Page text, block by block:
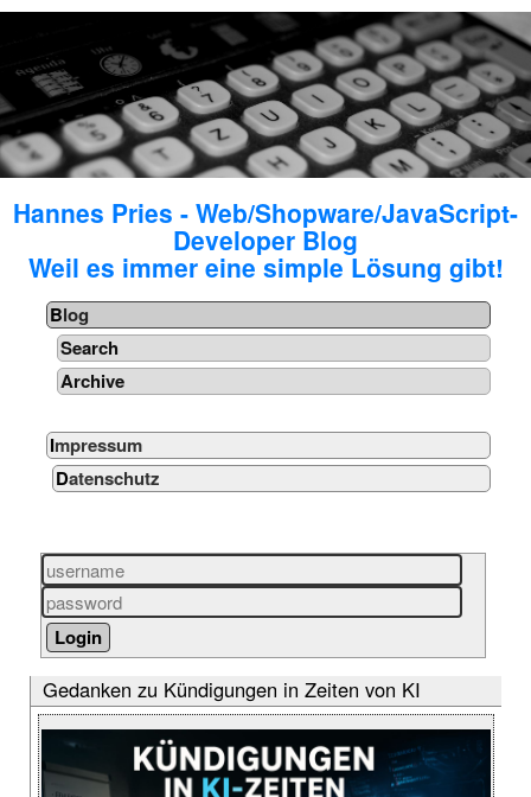
Hannes Pries - Web/Shopware/JavaScript-
Developer Blog
Weil es immer eine simple Lösung gibt!
Blog
Search
Archive
Impressum
Datenschutz
Gedanken zu Kündigungen in Zeiten von KI